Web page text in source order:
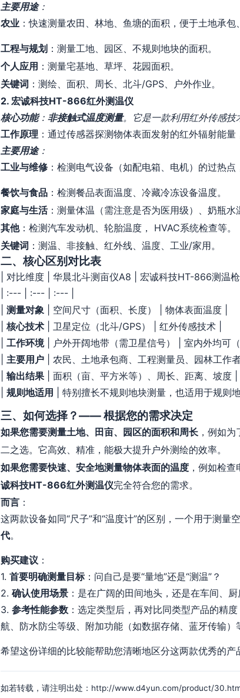
主要用途：
农业 ：快速测量农田、林地、鱼塘的面积，便于土地承包
工程与规划 ：测量工地、园区、不规则地块的面积。
个人应用 ：测量宅基地、草坪、花园面积。
关键词 ：测绘、面积、周长、北斗/GPS、户外作业。
2. 宏诚科技HT-866红外测温仪
核心功能： 非接触式温度测量。它是一款利用红外传感技
工作原理 ：通过传感器探测物体表面发射的红外辐射能
主要用途：
工业与维修 ：检测电气设备（如配电箱、电机）的过热
餐饮与食品 ：检测餐品表面温度、冷藏冷冻设备温度。
家庭与生活：测量体温（需注意是否为医用级）、奶瓶水
其他：检测汽车发动机、轮胎温度， HVAC系统检查等。
关键词 ：测温、非接触、红外线、温度、工业/家用。
二、核心区别对比表
| 对比维度 | 华晨北斗测亩仪A8 | 宏诚科技HT-866测温枪 |
| :--- | :--- | :--- |
测量对象 | 空间尺寸（面积、长度） | 物体表面温度 |
核心技术 | 卫星定位（北斗/GPS） | 红外传感技术 |
工作环境| 户外开阔地带（需卫星信号） | 室内外均可（
主要用户 | 农民、土地承包商、工程测量员、园林工作
输出结果 | 面积（亩、平方米等）、周长、距离、坡度
规则地适用 | 特别擅长不规则地块测量，也适用于规则
三、如何选择？—— 根据您的需求决定
如果您需要测量土地、田亩、园区的面积和周长 ，例如
二之选。它高效、精准，能极大提升户外测绘的效率。
如果您需要快速、安全地测量物体表面的温度 ，例如检
诚科技HT-866红外测温仪完全符合您的需求。
而言 ：
这两款设备如同“尺子”和“温度计”的区别，一个用于测量
代。
购买建议 ：
1. 首要明确测量目标：问自己是要“量地”还是“测温”？
2. 确认使用场景 ：是在广阔的田间地头，还是在车间、厨
3. 参考性能参数 ：选定类型后，再对比同类型产品的精
航、防水防尘等级、附加功能（如数据存储、蓝牙传输）
希望这份详细的比较能帮助您清晰地区分这两款优秀的产
如若转载，请注明出处：http://www.d4yun.com/product/